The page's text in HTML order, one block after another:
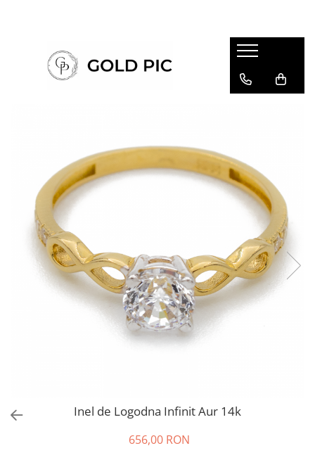
Inel de Logodna Infinit Aur 14k
656,00 RON